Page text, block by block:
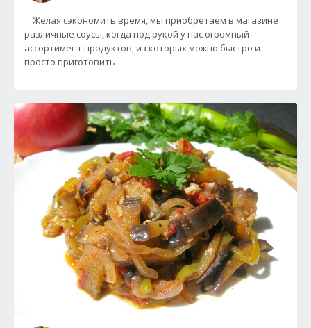
Желая сэкономить время, мы приобретаем в магазине
различные соусы, когда под рукой у нас огромный
ассортимент продуктов, из которых можно быстро и
просто приготовить